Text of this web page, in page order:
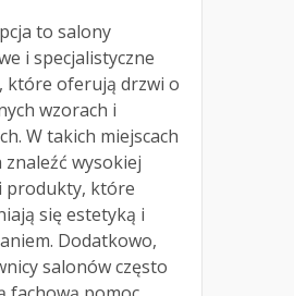
to salony
i specjalistyczne
które oferują drzwi o
wzorach i
W takich miejscach
znaleźć wysokiej
produkty, które
się estetyką i
Dodatkowo,
salonów często